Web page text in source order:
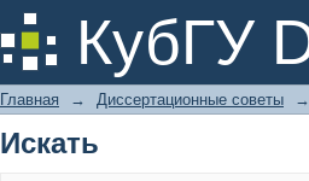
КубГУ
Искать
Главная → Диссертационные советы →
Искать